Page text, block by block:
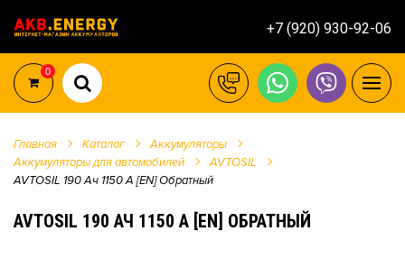
+7 (920) 930-92-06
0
Главная Каталог
Аккумуляторы
Аккумуляторы для автомобилей
AVTOSIL
AVTOSIL 190 Ач 1150 А [EN] Обратный
AVTOSIL 190 АЧ 1150 А [EN] ОБРАТНЫЙ